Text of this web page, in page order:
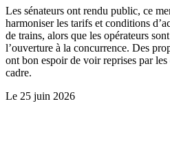
Les sénateurs ont rendu public, ce
harmoniser les tarifs et conditions
de trains, alors que les opérateurs
l’ouverture à la concurrence. Des
ont bon espoir de voir reprises par
cadre.
Le 25 juin 2026